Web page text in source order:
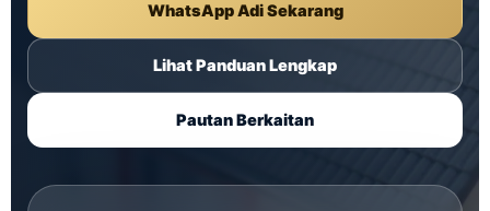
WhatsApp Adi Sekarang
Lihat Panduan Lengkap
Pautan Berkaitan